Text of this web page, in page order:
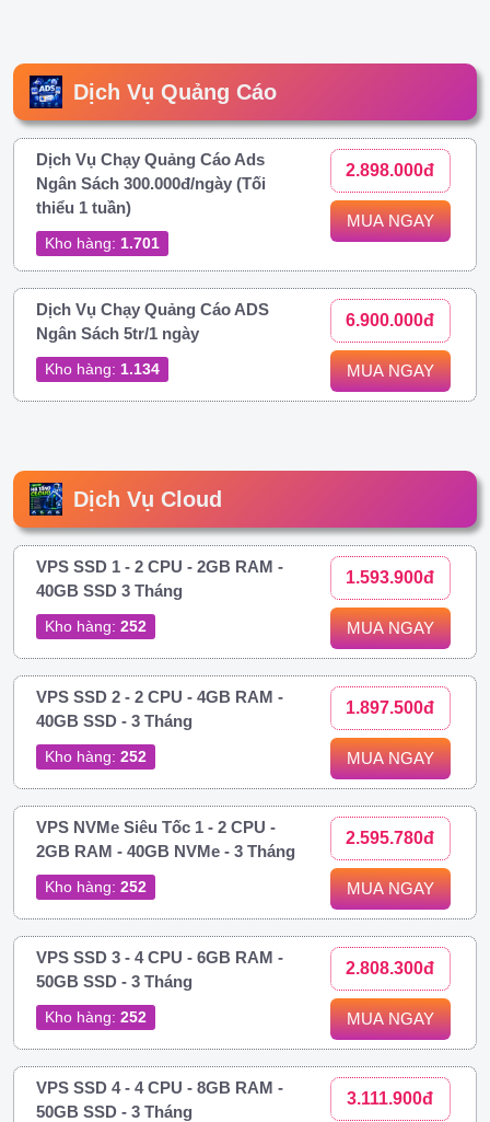
Dịch Vụ Quảng Cáo
Dịch Vụ Chạy Quảng Cáo Ads
Ngân Sách 300.000đ/ngày (Tối
thiểu 1 tuần)
Kho hàng: 1.701
2.898.000đ
MUA NGAY
Dịch Vụ Chạy Quảng Cáo ADS
Ngân Sách 5tr/1 ngày
Kho hàng: 1.134
6.900.000đ
MUA NGAY
Dịch Vụ Cloud
VPS SSD 1 - 2 CPU - 2GB RAM -
40GB SSD 3 Tháng
Kho hàng: 252
1.593.900đ
MUA NGAY
VPS SSD 2 - 2 CPU - 4GB RAM -
40GB SSD - 3 Tháng
Kho hàng: 252
1.897.500đ
MUA NGAY
VPS NVMe Siêu Tốc 1 - 2 CPU -
2GB RAM - 40GB NVMe - 3 Tháng
Kho hàng: 252
2.595.780đ
MUA NGAY
VPS SSD 3 - 4 CPU - 6GB RAM -
50GB SSD - 3 Tháng
Kho hàng: 252
2.808.300đ
MUA NGAY
VPS SSD 4 - 4 CPU - 8GB RAM -
50GB SSD - 3 Tháng
3.111.900đ